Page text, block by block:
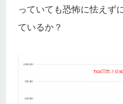
っていても恐怖に怯えず
ているか？